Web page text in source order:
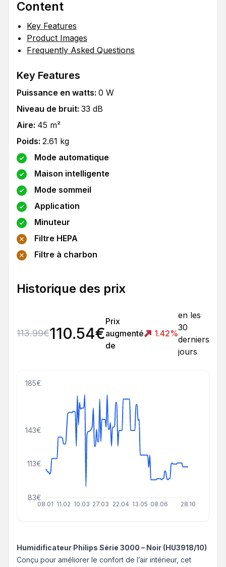
Content
Key Features
Product Images
Frequently Asked Questions
Key Features
Puissance en watts: 0 W
Niveau de bruit: 33 dB
Aire: 45 m²
Poids: 2.61 kg
Mode automatique
Maison intelligente
Mode sommeil
Application
Minuteur
Filtre HEPA
Filtre à charbon
Historique des prix
113.99€110.54€
Prix
augmenté
de
1.42%
en les
30
derniers
jours
08.01 11.02 10.03 27.03 22.04 13.05 08.06 28.10
83€
113€
143€
185€
Humidificateur Philips Série 3000 – Noir (HU3918/10)
Conçu pour améliorer le confort de l’air intérieur, cet